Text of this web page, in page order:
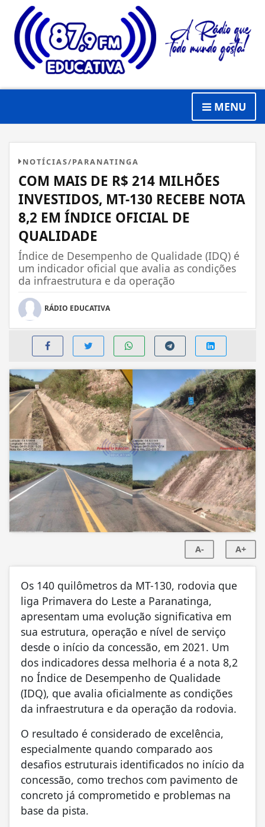
MENU
NOTÍCIAS/PARANATINGA
COM MAIS DE R$ 214 MILHÕES
INVESTIDOS, MT-130 RECEBE NOTA
8,2 EM ÍNDICE OFICIAL DE
QUALIDADE
Índice de Desempenho de Qualidade (IDQ) é
um indicador oficial que avalia as condições
da infraestrutura e da operação
RÁDIO EDUCATIVA
A- A+
Os 140 quilômetros da MT-130, rodovia que
liga Primavera do Leste a Paranatinga,
apresentam uma evolução significativa em
sua estrutura, operação e nível de serviço
desde o início da concessão, em 2021. Um
dos indicadores dessa melhoria é a nota 8,2
no Índice de Desempenho de Qualidade
(IDQ), que avalia oficialmente as condições
da infraestrutura e da operação da rodovia.
O resultado é considerado de excelência,
especialmente quando comparado aos
desafios estruturais identificados no início da
concessão, como trechos com pavimento de
concreto já comprometido e problemas na
base da pista.